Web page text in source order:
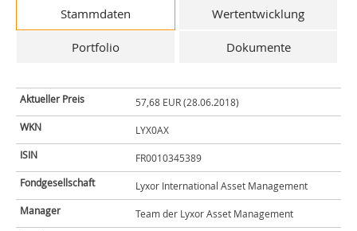
Stammdaten Wertentwicklung
Portfolio Dokumente
Aktueller Preis
57,68 EUR (28.06.2018)
WKN
LYX0AX
ISIN
FR0010345389
Fondgesellschaft
Lyxor International Asset Management
Manager
Team der Lyxor Asset Management